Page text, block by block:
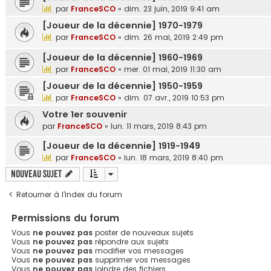
par FranceSCO » dim. 23 juin, 2019 9:41 am
[Joueur de la décennie] 1970-1979
par FranceSCO » dim. 26 mai, 2019 2:49 pm
[Joueur de la décennie] 1960-1969
par FranceSCO » mer. 01 mai, 2019 11:30 am
[Joueur de la décennie] 1950-1959
par FranceSCO » dim. 07 avr., 2019 10:53 pm
Votre 1er souvenir
par FranceSCO » lun. 11 mars, 2019 8:43 pm
[Joueur de la décennie] 1919-1949
par FranceSCO » lun. 18 mars, 2019 8:40 pm
Nouveau sujet
Retourner à l’index du forum
Permissions du forum
Vous ne pouvez pas poster de nouveaux sujets
Vous ne pouvez pas répondre aux sujets
Vous ne pouvez pas modifier vos messages
Vous ne pouvez pas supprimer vos messages